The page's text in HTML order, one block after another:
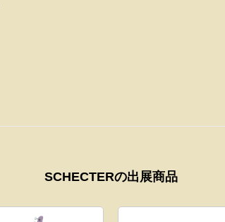
SCHECTERの出展商品